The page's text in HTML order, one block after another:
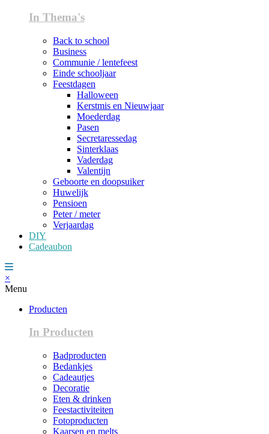
In Thema's
Back to school
Business
Communie / lentefeest
Einde schooljaar
Feestdagen
Halloween
Kerstmis en Nieuwjaar
Moederdag
Pasen
Secretaressedag
Sinterklaas
Vaderdag
Valentijn
Geboorte en doopsuiker
Huwelijk
Pensioen
Peter / meter
Verjaardag
DIY
Cadeaubon
×
Menu
Producten
In Producten
Badproducten
Bedankjes
Cadeautjes
Decoratie
Eten & drinken
Feestactiviteiten
Fotoproducten
Kaarsen en melts